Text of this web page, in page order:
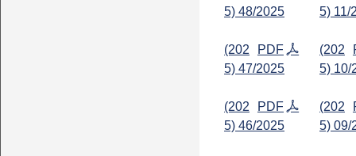
5) 48/2025
PDF
(202
5) 47/2025
PDF
(202
5) 46/2025
5) 11/
(202
5) 10/
(202
5) 09/